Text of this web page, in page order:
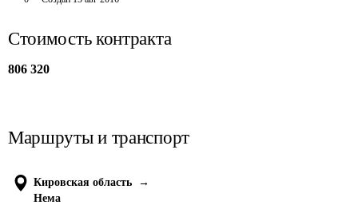
Стоимость контракта
806 320
Маршруты и транспорт
Кировская область
→
Нема